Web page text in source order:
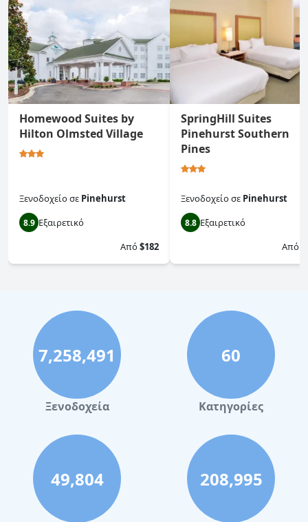
Homewood Suites by
Hilton Olmsted Village
Ξενοδοχείοσε Pinehurst
8.9 Εξαιρετικό
Από$182
SpringHill Suites
Pinehurst Southern
Pines
Ξενοδοχείοσε Pinehurst
8.8 Εξαιρετικό
Από
7,258,491
Ξενοδοχεία
60
Κατηγορίες
49,804 208,995